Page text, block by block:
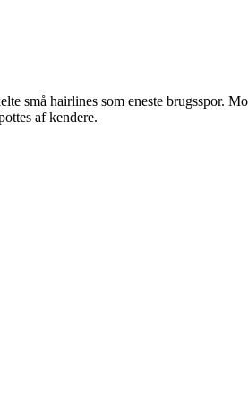
små hairlines som eneste brugsspor.
af kendere.